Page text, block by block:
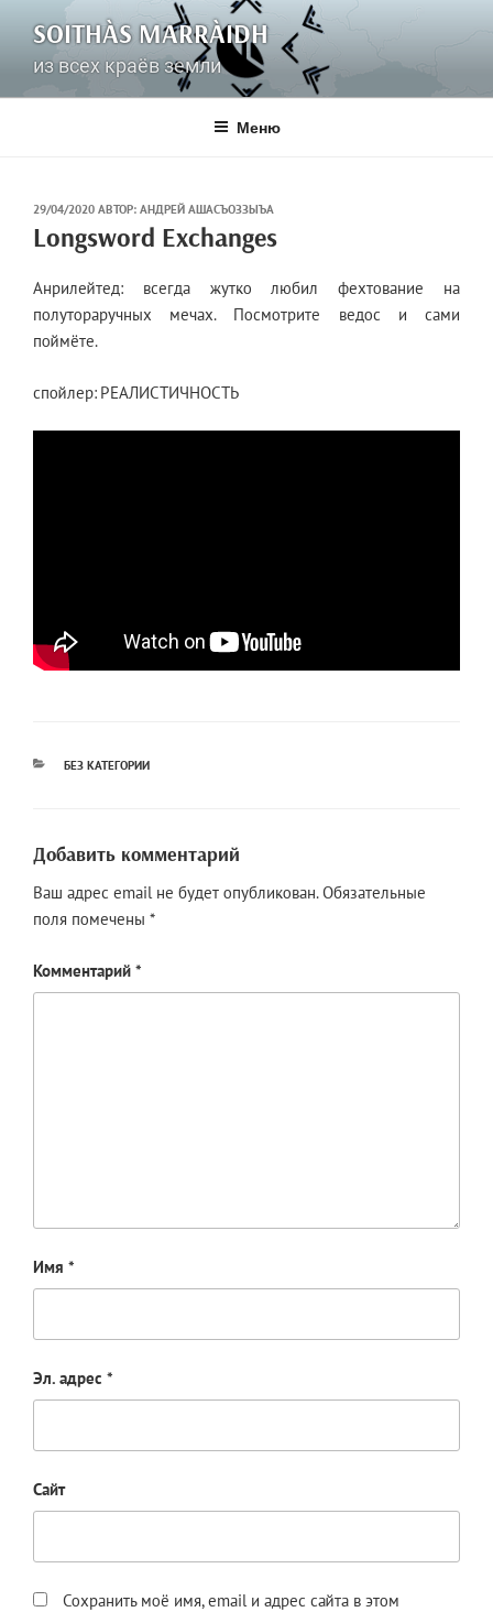
содержимому
SOITHÀS MARRÀIDH
из всех краёв земли
Меню
ОПУБЛИКОВАНО
29/04/2020 АВТОР: АНДРЕЙ АШАСЪОЗЗЫЪА
Longsword Exchanges
Анрилейтед: всегда жутко любил фехтование на
полутораручных мечах. Посмотрите ведос и сами
поймёте.
спойлер: РЕАЛИСТИЧНОСТЬ
РУБРИКИ
БЕЗ КАТЕГОРИИ
Добавить комментарий
Ваш адрес email не будет опубликован. Обязательные
поля помечены *
Комментарий *
Имя *
Эл. адрес *
Сайт
Сохранить моё имя, email и адрес сайта в этом